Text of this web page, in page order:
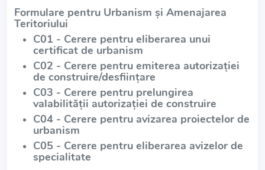
Formulare pentru Urbanism și Amenajarea
Teritoriului
C01 - Cerere pentru eliberarea unui
certificat de urbanism
C02 - Cerere pentru emiterea autorizației
de construire/desființare
C03 - Cerere pentru prelungirea
valabilității autorizației de construire
C04 - Cerere pentru avizarea proiectelor de
urbanism
C05 - Cerere pentru eliberarea avizelor de
specialitate